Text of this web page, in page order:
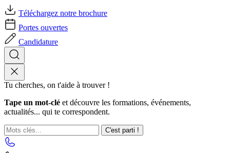
Téléchargez notre brochure
Portes ouvertes
Candidature
Tu cherches, on t'aide à trouver !
Tape un mot-clé et découvre les formations, événements,
actualités... qui te correspondent.
C'est parti !